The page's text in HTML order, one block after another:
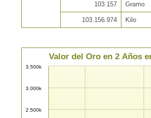
103.157 Gramo
103.156.974 Kilo
Valor del Oro en 2 Años
2.500k
3.000k
3.500k